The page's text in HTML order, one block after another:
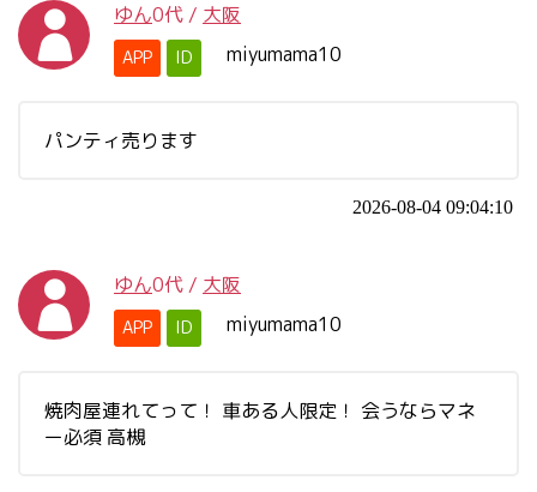
ゆん0代 / 大阪
APP ID miyumama10
パンティ売ります
2026-08-04 09:04:10
ゆん0代 / 大阪
APP ID miyumama10
焼肉屋連れてって！ 車ある人限定！ 会うならマネ
ー必須 高槻